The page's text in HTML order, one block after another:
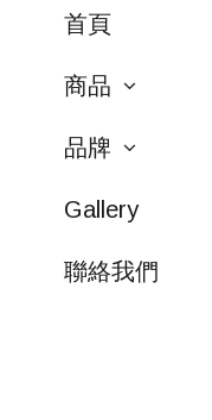
首頁
商品
品牌
Gallery
聯絡我們